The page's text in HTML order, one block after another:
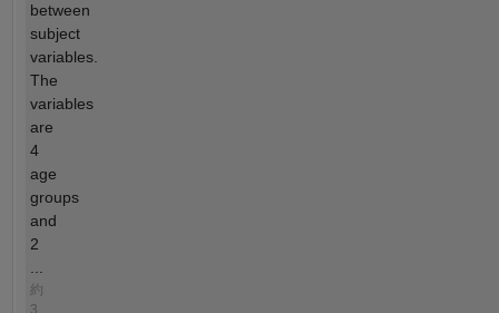
between
subject
variables.
The
variables
are
4
age
groups
and
2
...
約